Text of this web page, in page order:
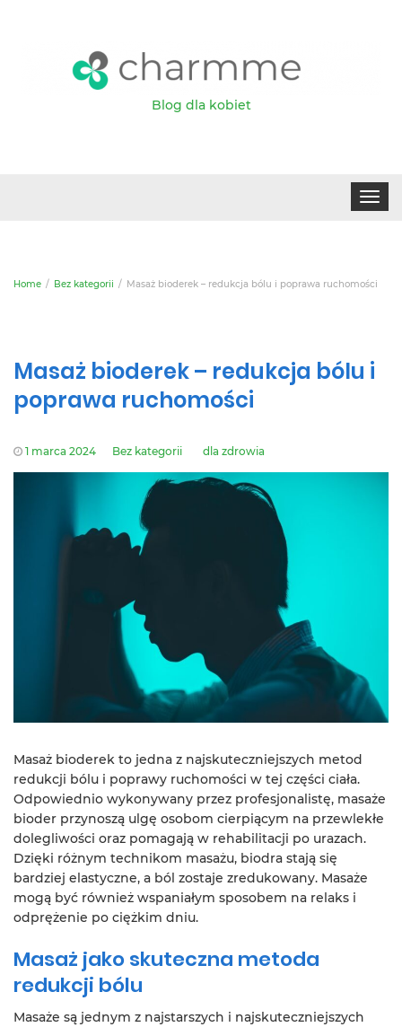
Blog dla kobiet
Toggle
Home Bez kategorii Masaż bioderek – redukcja bólu i poprawa ruchomości
Masaż bioderek – redukcja bólu i
poprawa ruchomości
1 marca 2024 Bez kategorii dla zdrowia
Masaż bioderek to jedna z najskuteczniejszych metod
redukcji bólu i poprawy ruchomości w tej części ciała.
Odpowiednio wykonywany przez profesjonalistę, masaże
bioder przynoszą ulgę osobom cierpiącym na przewlekłe
dolegliwości oraz pomagają w rehabilitacji po urazach.
Dzięki różnym technikom masażu, biodra stają się
bardziej elastyczne, a ból zostaje zredukowany. Masaże
mogą być również wspaniałym sposobem na relaks i
odprężenie po ciężkim dniu.
Masaż jako skuteczna metoda
redukcji bólu
Masaże są jednym z najstarszych i najskuteczniejszych